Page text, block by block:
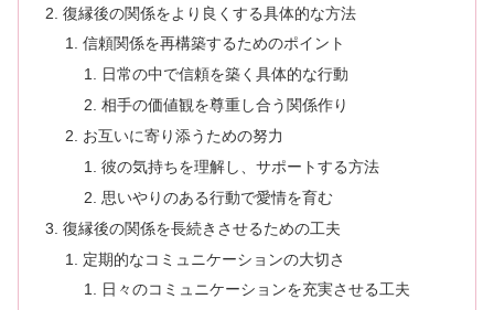
復縁後の関係をより良くする具体的な方法
信頼関係を再構築するためのポイント
日常の中で信頼を築く具体的な行動
相手の価値観を尊重し合う関係作り
お互いに寄り添うための努力
彼の気持ちを理解し、サポートする方法
思いやりのある行動で愛情を育む
復縁後の関係を長続きさせるための工夫
定期的なコミュニケーションの大切さ
日々のコミュニケーションを充実させる工夫